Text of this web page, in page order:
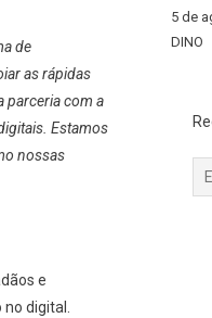
de
as rápidas
parceria com a
Estamos
nossas
e
digital.
5 de
DINO